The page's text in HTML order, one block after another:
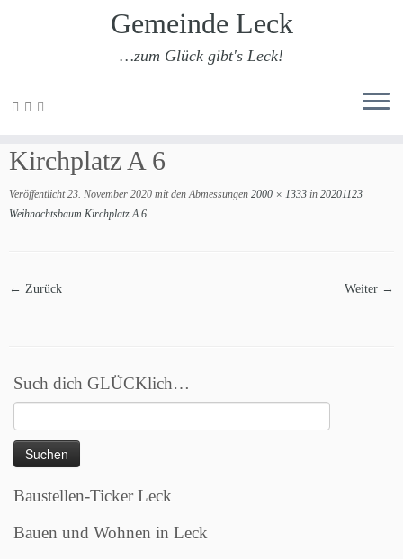
Zum
Gemeinde Leck
…zum Glück gibt's Leck!
Kirchplatz A 6
Veröffentlicht 23. November 2020 mit den Abmessungen 2000 × 1333 in 20201123
Weihnachtsbaum Kirchplatz A 6.
← Zurück Weiter →
Such dich GLÜCKlich…
nach:
Baustellen-Ticker Leck
Bauen und Wohnen in Leck